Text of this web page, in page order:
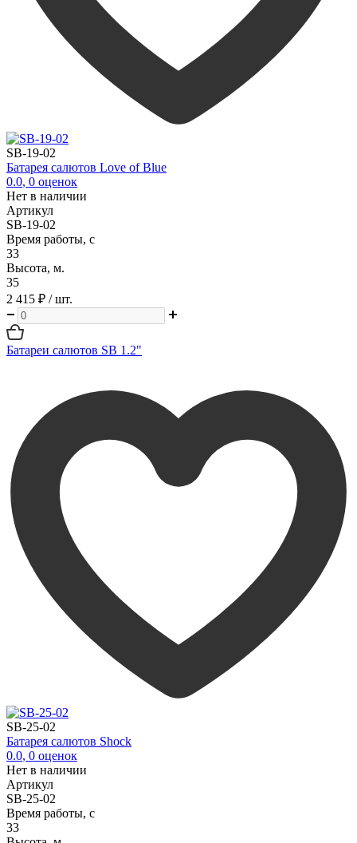
SB-19-02
Батарея салютов Love of Blue
0.0, 0 оценок
Нет в наличии
Артикул
SB-19-02
Время работы, с
33
Высота, м.
35
2 415 ₽ / шт.
Батареи салютов SB 1.2"
SB-25-02
Батарея салютов Shock
0.0, 0 оценок
Нет в наличии
Артикул
SB-25-02
Время работы, с
33